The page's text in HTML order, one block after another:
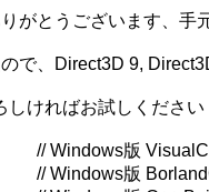
がとうございます、手
で、Direct3D 9,
ければお試しください